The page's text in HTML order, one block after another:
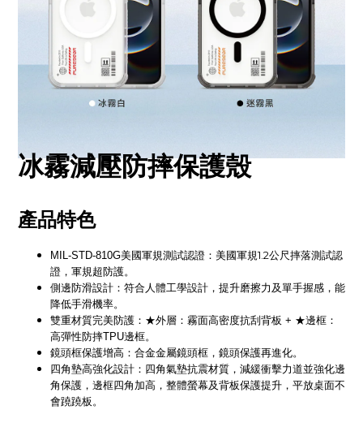
冰霧減壓防摔保護殼
產品特色
MIL-STD-810G美國軍規測試認證：美國軍規1.2公尺摔落測試認
證，軍規超防護。
側邊防滑設計：符合人體工學設計，提升磨擦力及單手握感，能
降低手滑機率。
雙重材質完美防護：★外層：霧面高密度抗刮背板 + ★邊框：
高彈性防摔TPU邊框。
鏡頭框保護增高：合金金屬鏡頭框，鏡頭保護再進化。
四角墊高強化設計：四角氣墊抗震材質，減緩衝擊力道並強化邊
角保護，邊框四角加高，整體螢幕及背板保護提升，平放桌面不
會蹺蹺板。